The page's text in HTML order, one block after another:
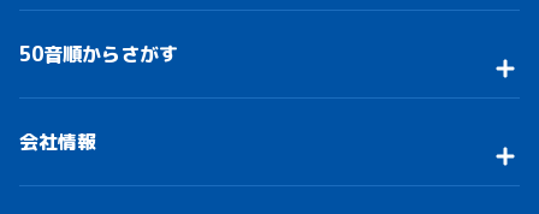
50音順からさがす
会社情報